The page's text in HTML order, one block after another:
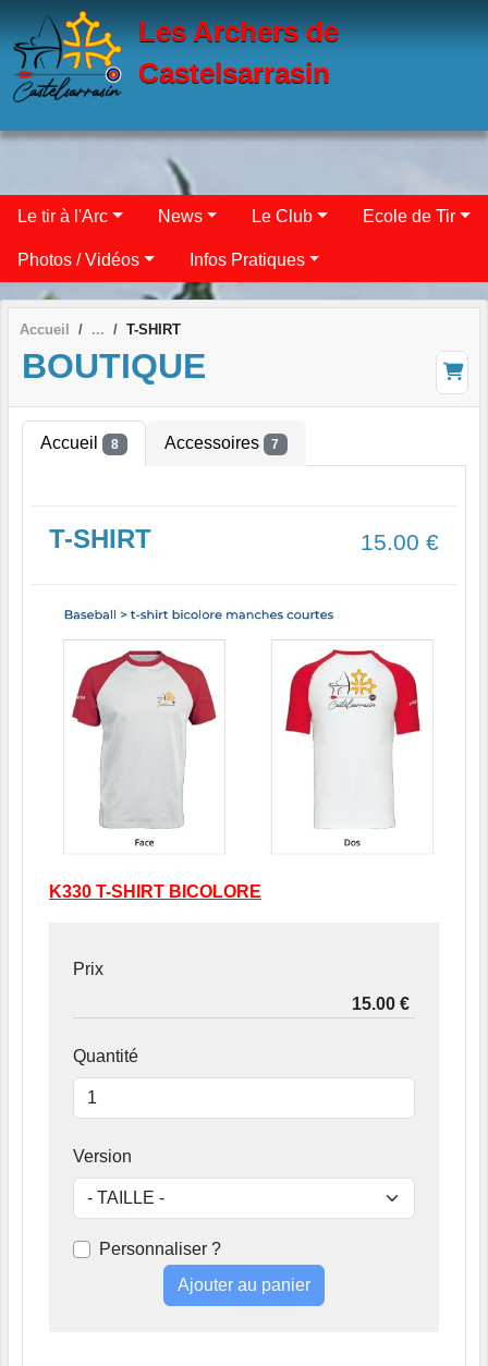
Les Archers de
Castelsarrasin
Le tir à l'Arc News Le Club Ecole de Tir
Photos / Vidéos Infos Pratiques
Accueil T-SHIRT
BOUTIQUE
Accueil 8 Accessoires 7
T-SHIRT 15.00 €
K330 T-SHIRT BICOLORE
Prix
Quantité
Version
Personnaliser ?
Ajouter au panier
Panneau de gestion des cookies